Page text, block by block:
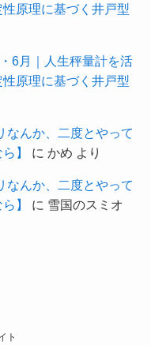
原理に基づく井戸型
6月｜人生秤量計を活
原理に基づく井戸型
なんか、二度とやって
】
にかめ より
なんか、二度とやって
】
に 雪国のスミオ
ト